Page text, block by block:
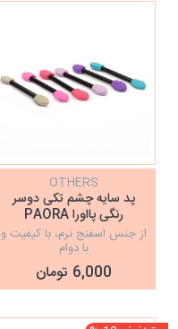
OTHERS
پد سایه چشم تکی دوسر
رنگی پااورا PAORA
از جنس اسفنج نرم، با کیفیت و
با دوام
6,000 تومان